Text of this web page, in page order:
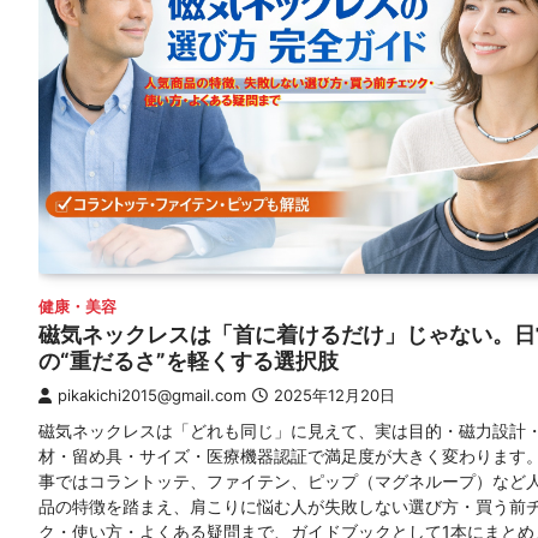
健康・美容
磁気ネックレスは「首に着けるだけ」じゃない。
の“重だるさ”を軽くする選択肢
pikakichi2015@gmail.com 2025年12月20日
磁気ネックレスは「どれも同じ」に見えて、実は目的・磁力設計
材・留め具・サイズ・医療機器認証で満足度が大きく変わります
事ではコラントッテ、ファイテン、ピップ（マグネループ）など
品の特徴を踏まえ、肩こりに悩む人が失敗しない選び方・買う前
ク・使い方・よくある疑問まで、ガイドブックとして1本にまと